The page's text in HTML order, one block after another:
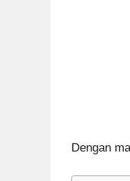
Dengan